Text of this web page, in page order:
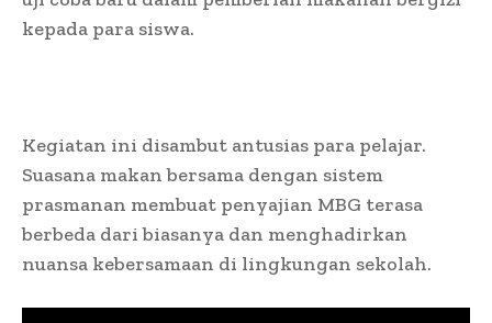
kepada para siswa.
Kegiatan ini disambut antusias para pelajar.
Suasana makan bersama dengan sistem
prasmanan membuat penyajian MBG terasa
berbeda dari biasanya dan menghadirkan
nuansa kebersamaan di lingkungan sekolah.